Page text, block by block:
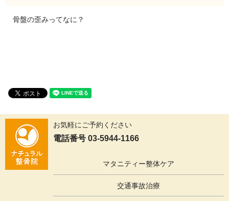
骨盤の歪みってなに？
お気軽にご予約ください
電話番号 03-5944-1166
マタニティー整体ケア
交通事故治療